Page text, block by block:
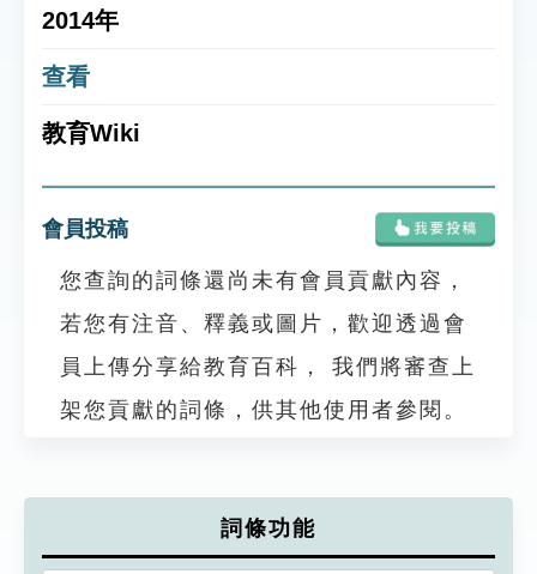
教學應用
2014年
查看
教育Wiki
會員投稿
您查詢的詞條還尚未有會員貢獻內容，
若您有注音、釋義或圖片，歡迎透過會
員上傳分享給教育百科， 我們將審查上
架您貢獻的詞條，供其他使用者參閱。
詞條功能